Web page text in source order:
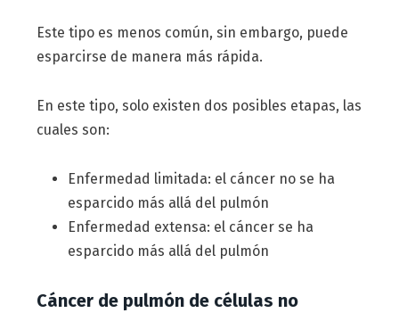
Este tipo es menos común, sin embargo, puede
esparcirse de manera más rápida.
En este tipo, solo existen dos posibles etapas, las
cuales son:
Enfermedad limitada: el cáncer no se ha
esparcido más allá del pulmón
Enfermedad extensa: el cáncer se ha
esparcido más allá del pulmón
Cáncer de pulmón de células no